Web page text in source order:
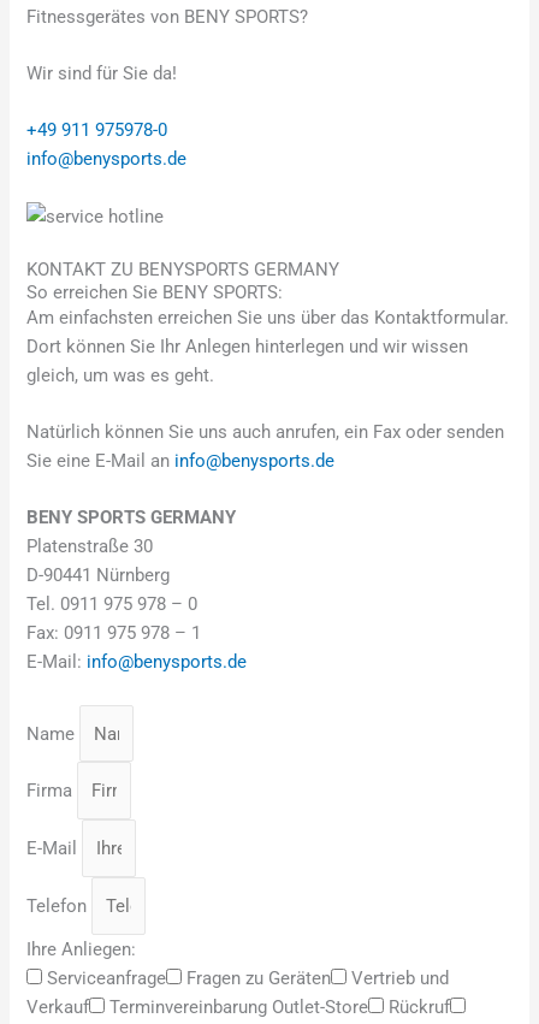
Fitnessgerätes von BENY SPORTS?
Wir sind für Sie da!
+49 911 975978-0
info@benysports.de
KONTAKT ZU BENYSPORTS GERMANY
So erreichen Sie BENY SPORTS:
Am einfachsten erreichen Sie uns über das Kontaktformular.
Dort können Sie Ihr Anlegen hinterlegen und wir wissen
gleich, um was es geht.
Natürlich können Sie uns auch anrufen, ein Fax oder senden
Sie eine E-Mail an info@benysports.de
BENY SPORTS GERMANY
Platenstraße 30
D-90441 Nürnberg
Tel. 0911 975 978 – 0
Fax: 0911 975 978 – 1
E-Mail: info@benysports.de
Name
Firma
E-Mail
Telefon
Ihre Anliegen:
Serviceanfrage
Fragen zu Geräten
Vertrieb und
Verkauf
Terminvereinbarung Outlet-Store
Rückruf